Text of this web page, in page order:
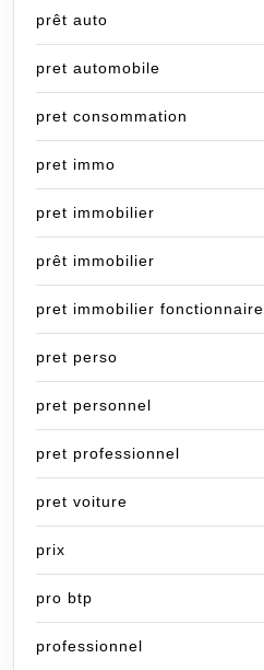
prêt auto
pret automobile
pret consommation
pret immo
pret immobilier
prêt immobilier
pret immobilier fonctionnaire
pret perso
pret personnel
pret professionnel
pret voiture
prix
pro btp
professionnel